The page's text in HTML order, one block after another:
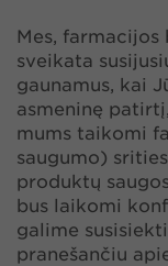
Mes, farmacijos
sveikata
gaunamus, kai
asmeninę
mums taikomi
saugumo)
produktų
bus laikomi
galime
pranešančiu